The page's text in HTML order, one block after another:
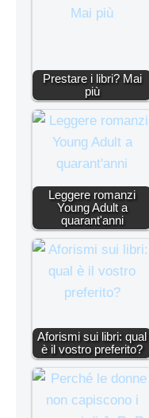
Prestare i libri? Mai
più
Leggere romanzi
Young Adult a
quarant'anni
Aforismi sui libri: qual
è il vostro preferito?